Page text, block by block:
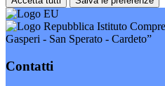
Istituto
Gasperi - San Sperato - Cardeto”
Contatti